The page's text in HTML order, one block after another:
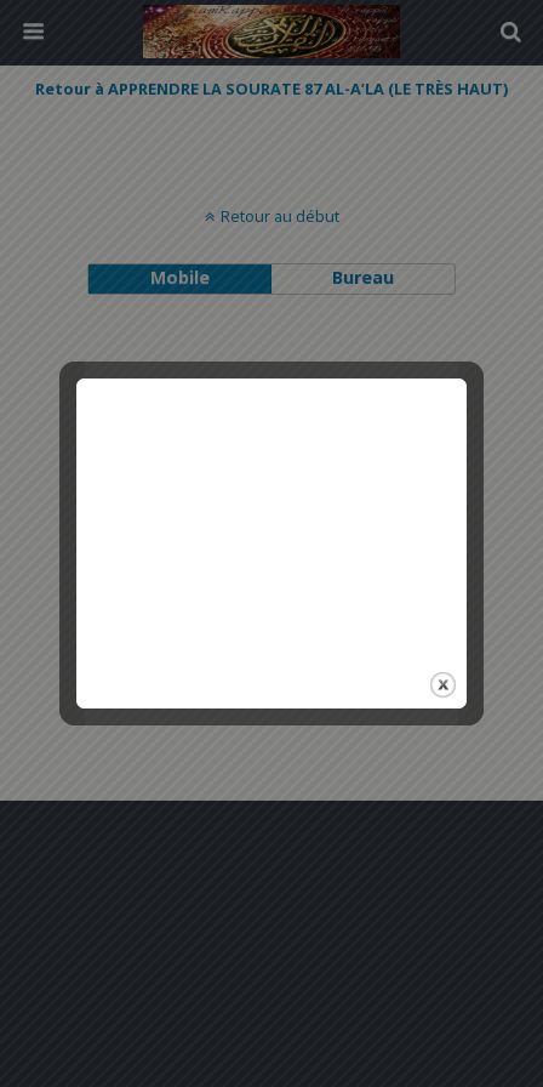
Retour à APPRENDRE LA SOURATE 87 AL-A’LA (LE TRÈS HAUT)
Retour au début
Mobile Bureau